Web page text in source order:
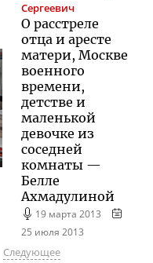
Сергеевич
О расстреле
отца и аресте
матери, Москве
военного
времени,
детстве и
маленькой
девочке из
соседней
комнаты —
Белле
Ахмадулиной
19 марта 2013
25 июля 2013
Следующее